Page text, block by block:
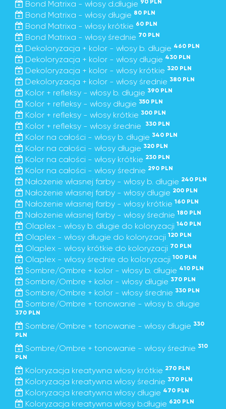
Bond Matrixa - włosy d.długie 90 PLN
Bond Matrixa - włosy długie 80 PLN
Bond Matrixa - włosy krótkie 60 PLN
Bond Matrixa - włosy średnie 70 PLN
Dekoloryzacja + kolor - włosy b. długie 460 PLN
Dekoloryzacja + kolor - włosy długie 430 PLN
Dekoloryzacja + kolor - włosy krótkie 320 PLN
Dekoloryzacja + kolor - włosy średnie 380 PLN
Kolor + refleksy - włosy b. długie 390 PLN
Kolor + refleksy - włosy długie 350 PLN
Kolor + refleksy - włosy krótkie 300 PLN
Kolor + refleksy - włosy średnie 330 PLN
Kolor na całości - włosy b. długie 340 PLN
Kolor na całości - włosy długie 320 PLN
Kolor na całości - włosy krótkie 230 PLN
Kolor na całości - włosy średnie 290 PLN
Nałożenie własnej farby - włosy b. długie 240 PLN
Nałożenie własnej farby - włosy długie 200 PLN
Nałożenie własnej farby - włosy krótkie 160 PLN
Nałożenie własnej farby - włosy średnie 180 PLN
Olaplex - włosy b. długie do koloryzacji 140 PLN
Olaplex - włosy długie do koloryzacji 120 PLN
Olaplex - włosy krótkie do koloryzacji 70 PLN
Olaplex - włosy średnie do koloryzacji 100 PLN
Sombre/Ombre + kolor - włosy b. długie 410 PLN
Sombre/Ombre + kolor - włosy długie 370 PLN
Sombre/Ombre + kolor - włosy średnie 330 PLN
Sombre/Ombre + tonowanie - włosy b. długie
370 PLN
Sombre/Ombre + tonowanie - włosy długie 330
PLN
Sombre/Ombre + tonowanie - włosy średnie 310
PLN
Koloryzacja kreatywna włosy krótkie 270 PLN
Koloryzacja kreatywna włosy średnie 370 PLN
Koloryzacja kreatywna włosy długie 470 PLN
Koloryzacja kreatywna włosy b.długie 620 PLN